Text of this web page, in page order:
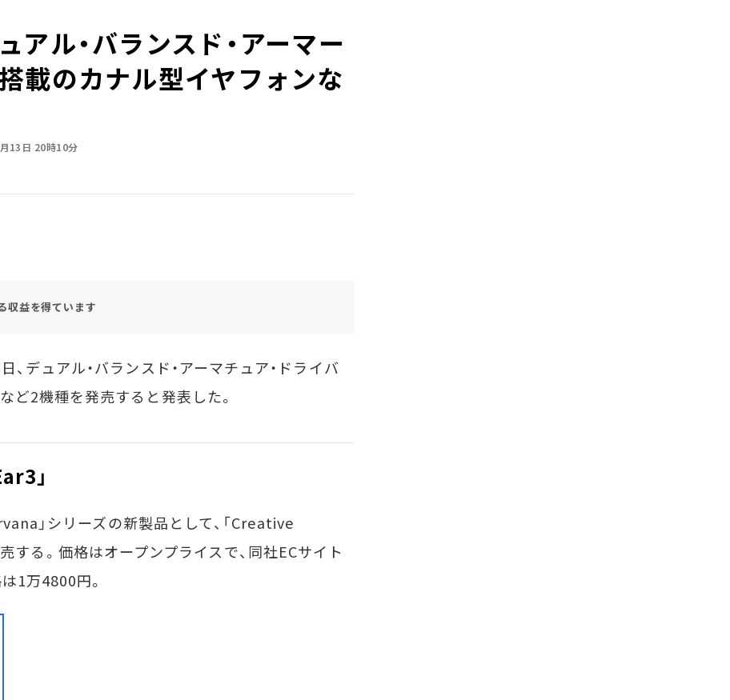
アル・バランスド・アーマー
載のカナル型イヤフォンな
13日 20時10分
収益を得ています
デュアル・バランスド・アーマチュア・ドライバ
ど2機種を発売すると発表した。
」
」シリーズの新製品として、「Creative
る。価格はオープンプライスで、同社ECサイト
1万4800円。